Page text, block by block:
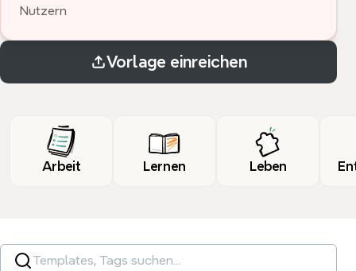
Nutzern
Vorlage einreichen
Arbeit Lernen Leben
Templates, Tags suchen…